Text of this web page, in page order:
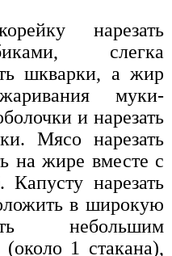
нарезать
слегка
шкварки, а жир
муки-
и нарезать
Мясо нарезать
на жире вместе с
Капусту нарезать
в широкую
небольшим
1 стакана),